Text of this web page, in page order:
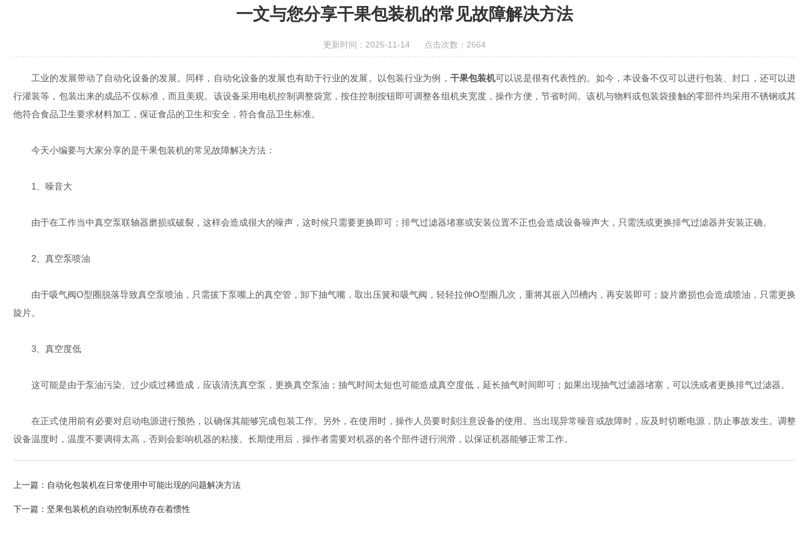
一文与您分享干果包装机的常见故障解决方法
更新时间：2025-11-14 点击次数：2664
工业的发展带动了自动化设备的发展。同样，自动化设备的发展也有助于行业的发展。以包装行业为例， 干果包装机可以说是很有代表性的。如今，本设备不仅可以进行包装、封口，还可以进
行灌装等，包装出来的成品不仅标准，而且美观。该设备采用电机控制调整袋宽，按住控制按钮即可调整各组机夹宽度，操作方便，节省时间。该机与物料或包装袋接触的零部件均采用不锈钢或其
他符合食品卫生要求材料加工，保证食品的卫生和安全，符合食品卫生标准。
今天小编要与大家分享的是干果包装机的常见故障解决方法：
1、噪音大
由于在工作当中真空泵联轴器磨损或破裂，这样会造成很大的噪声，这时候只需要更换即可；排气过滤器堵塞或安装位置不正也会造成设备噪声大，只需洗或更换排气过滤器并安装正确。
2、真空泵喷油
由于吸气阀O型圈脱落导致真空泵喷油，只需拔下泵嘴上的真空管，卸下抽气嘴，取出压簧和吸气阀，轻轻拉伸O型圈几次，重将其嵌入凹槽内，再安装即可；旋片磨损也会造成喷油，只需更换
旋片。
3、真空度低
这可能是由于泵油污染、过少或过稀造成，应该清洗真空泵，更换真空泵油；抽气时间太短也可能造成真空度低，延长抽气时间即可；如果出现抽气过滤器堵塞，可以洗或者更换排气过滤器。
在正式使用前有必要对启动电源进行预热，以确保其能够完成包装工作。另外，在使用时，操作人员要时刻注意设备的使用。当出现异常噪音或故障时，应及时切断电源，防止事故发生。调整
设备温度时，温度不要调得太高，否则会影响机器的粘接。长期使用后，操作者需要对机器的各个部件进行润滑，以保证机器能够正常工作。
上一篇： 自动化包装机在日常使用中可能出现的问题解决方法
下一篇： 坚果包装机的自动控制系统存在着惯性